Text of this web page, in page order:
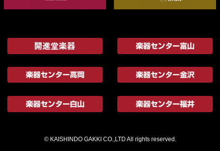
© KAISHINDO GAKKI CO.,LTD All rights reserved.